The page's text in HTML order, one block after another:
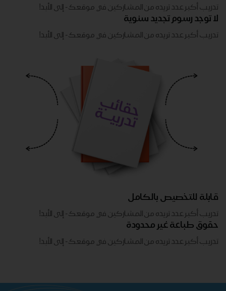
تدريب أكبر عدد تريده من المشاركين في موقعك - ​​إلى الأبد!
لا توجد رسوم تجديد سنوية
تدريب أكبر عدد تريده من المشاركين في موقعك - ​​إلى الأبد!
قابلة للتخصيص بالكامل
تدريب أكبر عدد تريده من المشاركين في موقعك - ​​إلى الأبد!
حقوق طباعة غير محدودة
تدريب أكبر عدد تريده من المشاركين في موقعك - ​​إلى الأبد!